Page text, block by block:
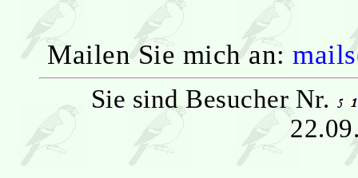
Mailen Sie mich an:
Sie sind Besucher Nr.